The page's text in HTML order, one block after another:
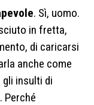
. Sì, uomo.
in fretta,
di caricarsi
anche come
gli insulti di
Perché